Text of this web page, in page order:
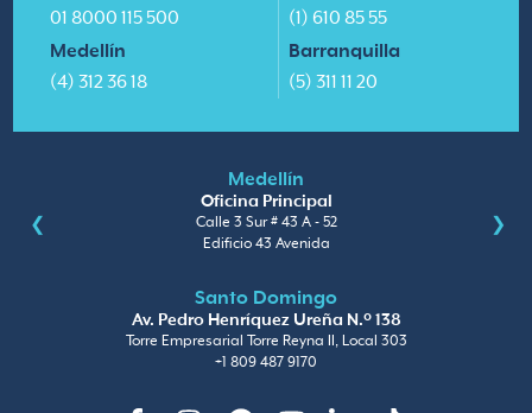
01 8000 115 500
Medellín
(4) 312 36 18
(1) 610 85 55
Barranquilla
(5) 311 11 20
Medellín
Oficina Principal
Calle 3 Sur # 43 A - 52
Edificio 43 Avenida
Santo Domingo
Av. Pedro Henríquez Ureña N.º 138
Torre Empresarial Torre Reyna II, Local 303
+1 809 487 9170
FacebookInstagramSpotify YoutubeLinkedinTikTok